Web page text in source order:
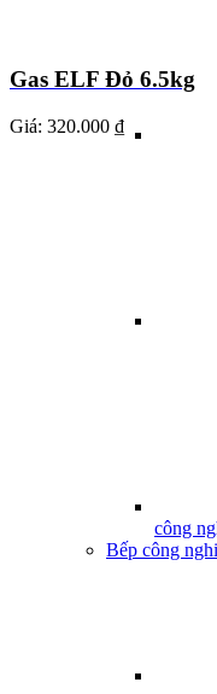
công
Bếp công
Gas ELF Đỏ 6.5kg
Giá: 320.000 ₫